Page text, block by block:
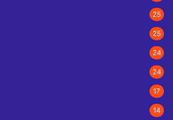
25
25
24
24
17
14